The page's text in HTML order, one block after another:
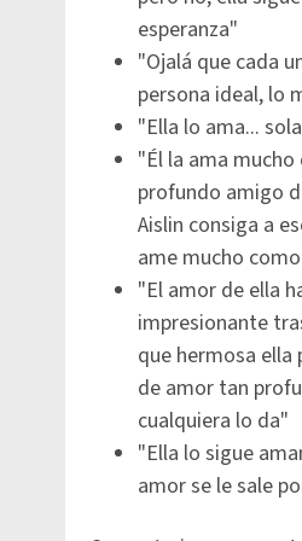
esperanza"
"Ojalá que cada
persona ideal, lo
"Ella lo ama...
"Él la ama
profundo amigo
Aislin consiga a
ame mucho
"El amor de ella
impresionante
que hermosa ella
de amor tan
cualquiera lo da"
"Ella lo sigue
amor se le sale